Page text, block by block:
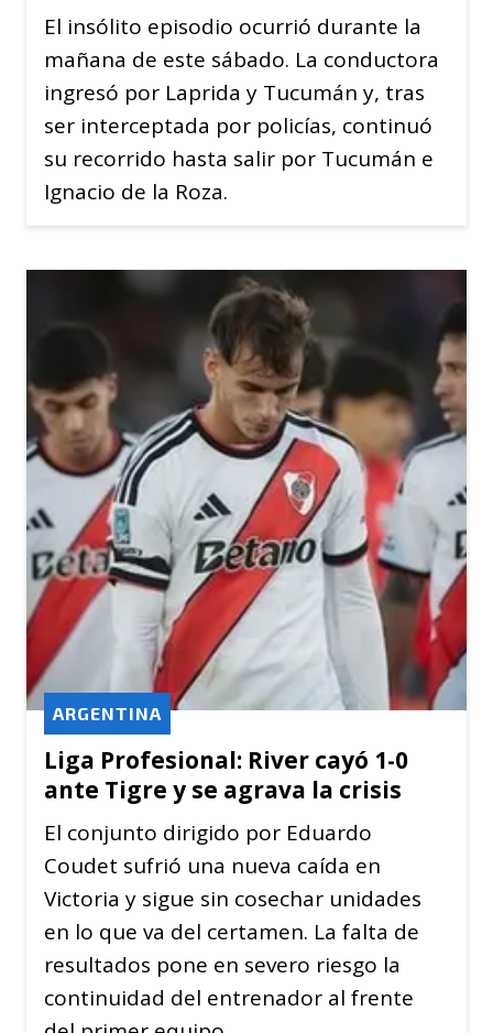
El insólito episodio ocurrió durante la
mañana de este sábado. La conductora
ingresó por Laprida y Tucumán y, tras
ser interceptada por policías, continuó
su recorrido hasta salir por Tucumán e
Ignacio de la Roza.
Liga Profesional: River cayó 1-0
ante Tigre y se agrava la crisis
ARGENTINA
El conjunto dirigido por Eduardo
Coudet sufrió una nueva caída en
Victoria y sigue sin cosechar unidades
en lo que va del certamen. La falta de
resultados pone en severo riesgo la
continuidad del entrenador al frente